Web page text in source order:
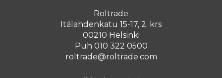
Roltrade
Itälahdenkatu 15-17, 2. krs
00210 Helsinki
Puh 010 322 0500
roltrade@roltrade.com